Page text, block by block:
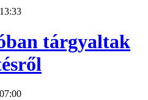
tárgyaltak